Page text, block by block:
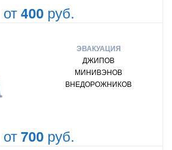
от400 руб.
ЭВАКУАЦИЯ
ДЖИПОВ
МИНИВЭНОВ
ВНЕДОРОЖНИКОВ
от700 руб.